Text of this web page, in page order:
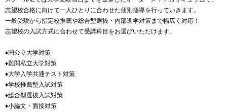
志望校合格に向けて一人ひとりに合わせた個別指導を行っていきます。
一般受験から指定校推薦や総合型選抜・内部進学対策まで幅広く対応！
志望校の入試方式に合わせて受講科目をお選びいただけます。
♦国公立大学対策
♦難関私立大学対策
♦大学入学共通テスト対策
♦学校推薦型入試対策
♦総合型選抜入試対策
♦小論文・面接対策